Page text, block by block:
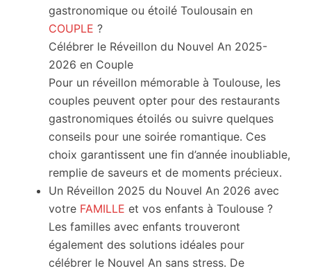
Original
Insolite
Toulouse
gastronomique ou étoilé Toulousain en
COUPLE ?
Célébrer le Réveillon du Nouvel An 2025-
2026 en Couple
Pour un réveillon mémorable à Toulouse, les
couples peuvent opter pour des restaurants
gastronomiques étoilés ou suivre quelques
conseils pour une soirée romantique. Ces
choix garantissent une fin d’année inoubliable,
remplie de saveurs et de moments précieux.
Un Réveillon 2025 du Nouvel An 2026 avec
votre FAMILLE et vos enfants à Toulouse ?
Les familles avec enfants trouveront
également des solutions idéales pour
célébrer le Nouvel An sans stress. De